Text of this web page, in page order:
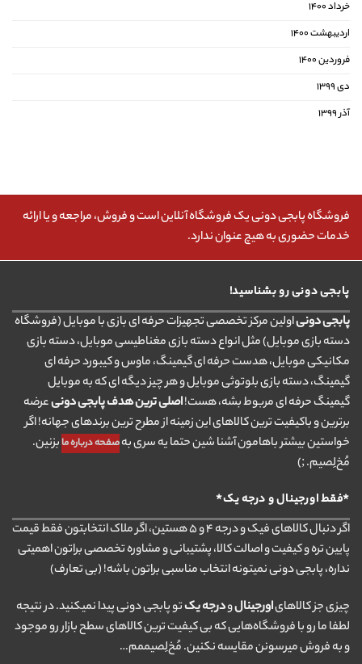
خرداد ۱۴۰۰
اردیبهشت ۱۴۰۰
فروردین ۱۴۰۰
دی ۱۳۹۹
آذر ۱۳۹۹
فروشگاه پابجی دونی یک فروشگاه آنلاین است و فروش، مراجعه و یا ارائه
خدمات حضوری به هیچ عنوان ندارد.
پابجی دونی رو بشناسید!
پابجی دونیاولین مرکز تخصصی تجهیزات حرفه ای بازی با موبایل (فروشگاه
دسته بازی موبایل) مثل انواع دسته بازی مغناطیسی موبایل، دسته بازی
مکانیکی موبایل، هدست حرفه ای گیمینگ، ماوس و کیبورد حرفه ای
گیمینگ، دسته بازی بلوتوثی موبایل و هر چیز دیگه ای که به موبایل
گیمینگ حرفه ای مربوط بشه، هست!اصلی ترین هدف پابجی دونیعرضه
برترین و باکیفیت ترین کالاهای این زمینه از مطرح ترین برندهای جهانه! اگر
خواستین بیشتر باهامون آشنا شین حتما یه سری بهصفحه درباره ما بزنین.
مُخ‌لِصیم. ;)
*فقط اورجینال و درجه یک*
اگر دنبال کالاهای فیک و درجه ۴ و ۵ هستین، اگر ملاک انتخابتون فقط قیمت
پایین تره و کیفیت و اصالت کالا، پشتیبانی و مشاوره تخصصی براتون اهمیتی
نداره، پابجی دونی نمیتونه انتخاب مناسبی براتون باشه! (بی تعارف)
چیزی جز کالاهایاورجینالودرجه یکتو پابجی دونی پیدا نمیکنید. در نتیجه
لطفا ما رو با فروشگاه‌هایی که بی کیفیت ترین کالاهای سطح بازار رو موجود
و به فروش میرسونن مقایسه نکنین. مُخ‌لِصیممم…